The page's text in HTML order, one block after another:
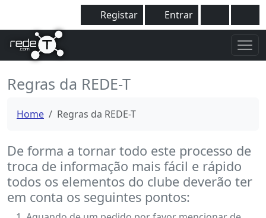
Registar Entrar
Regras da REDE-T
Home Regras da REDE-T
De forma a tornar todo este processo de
troca de informação mais fácil e rápido
todos os elementos do clube deverão ter
em conta os seguintes pontos: